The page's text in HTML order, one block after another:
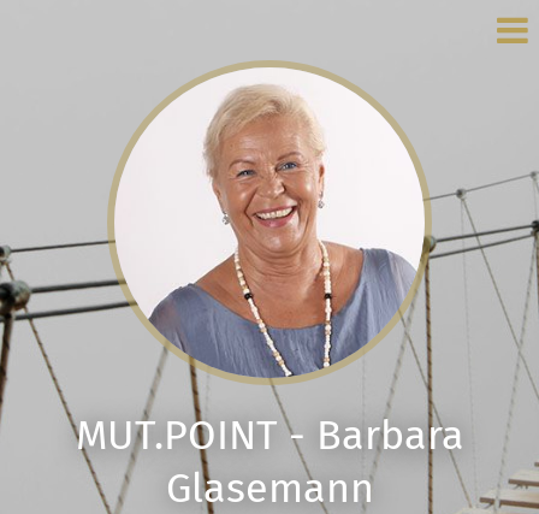
MUT.POINT - Barbara
Glasemann